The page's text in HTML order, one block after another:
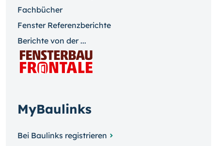
Fachbücher
Fenster Referenzberichte
Berichte von der ...
MyBaulinks
Bei Baulinks registrieren